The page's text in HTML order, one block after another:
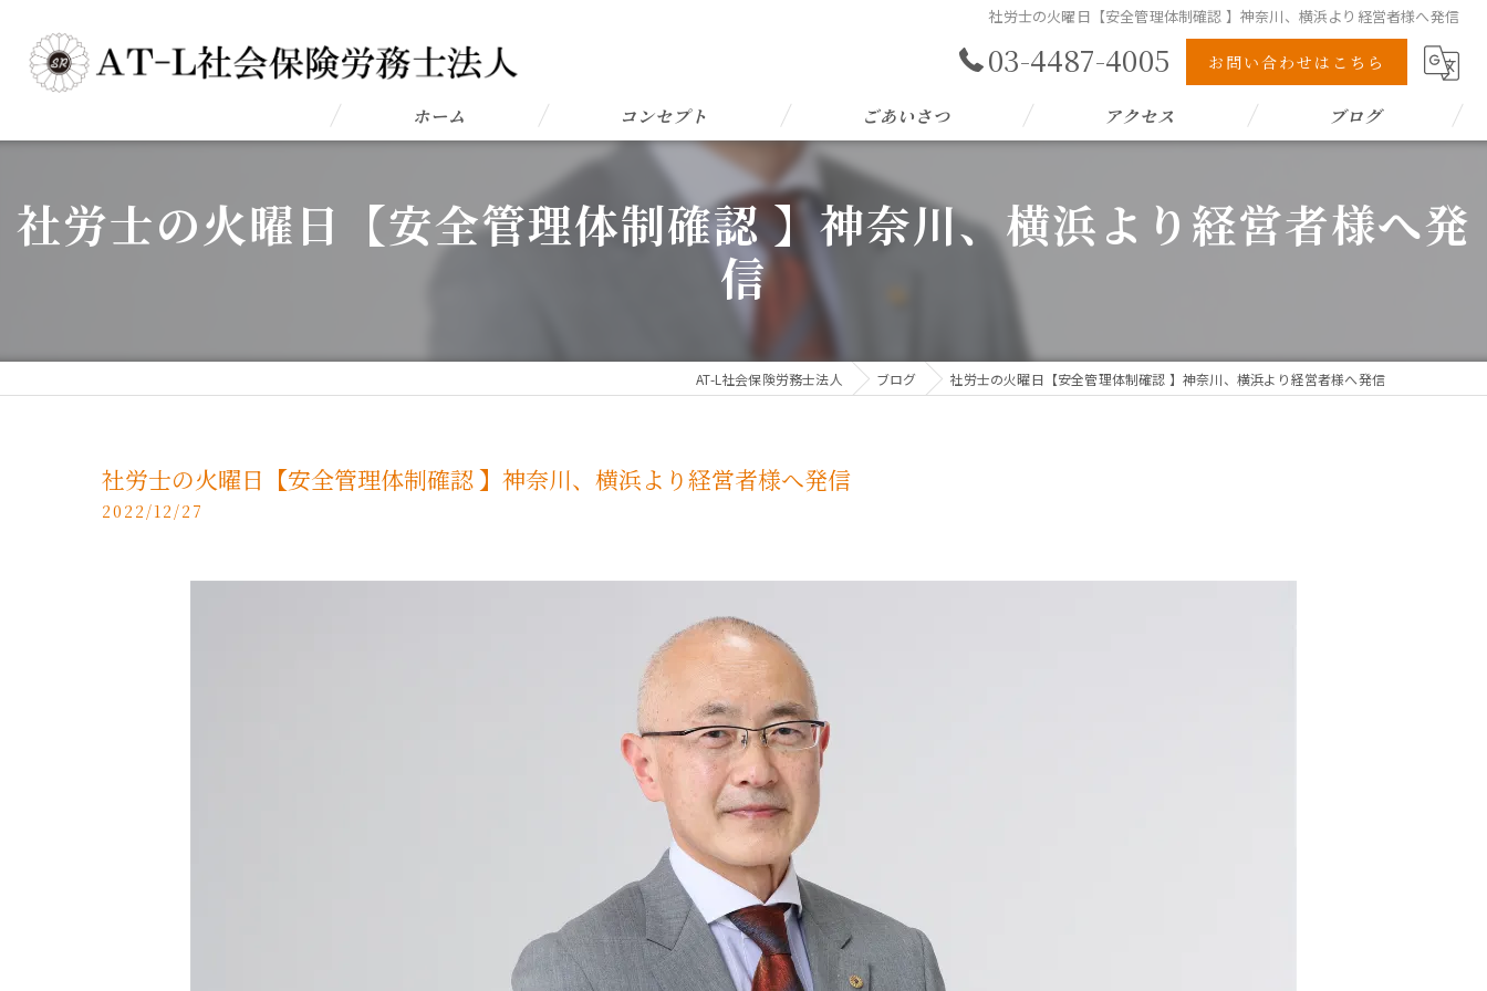
社労士の火曜日【安全管理体制確認 】神奈川、横浜より経営者様へ発信
03-4487-4005 お問い合わせはこちら
ホーム コンセプト ごあいさつ アクセス ブログ
社労士の火曜日【安全管理体制確認 】神奈川、横浜より経営者様へ発
信
AT-L社会保険労務士法人 ブログ 社労士の火曜日【安全管理体制確認 】神奈川、横浜より経営者様へ発信
社労士の火曜日【安全管理体制確認 】神奈川、横浜より経営者様へ発信
2022/12/27